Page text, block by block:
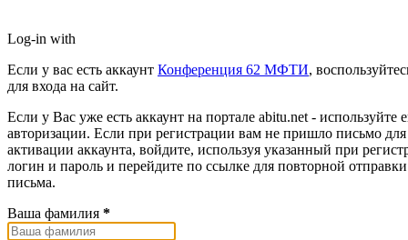
Log-in with
Если у вас есть аккаунт Конференция 62 МФТИ,
для входа на сайт.
Если у Вас уже есть аккаунт на портале abitu.net - используйте
авторизации. Если при регистрации вам не пришло письмо для
активации аккаунта, войдите, используя указанный при
логин и пароль и перейдите по ссылке для повторной отправки
письма.
Ваша фамилия *